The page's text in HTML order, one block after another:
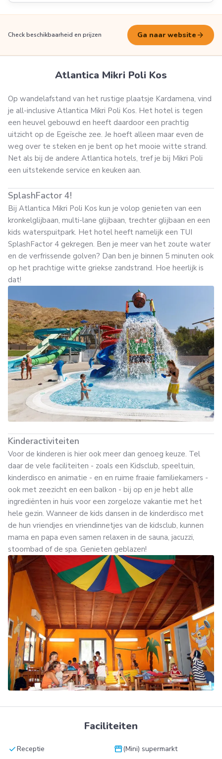
Check beschikbaarheid en prijzen Ga naar website arrow_forward
Atlantica Mikri Poli Kos
Op wandelafstand van het rustige plaatsje Kardamena, vind
je all-inclusive Atlantica Mikri Poli Kos. Het hotel is tegen
een heuvel gebouwd en heeft daardoor een prachtig
uitzicht op de Egeïsche zee. Je hoeft alleen maar even de
weg over te steken en je bent op het mooie witte strand.
Net als bij de andere Atlantica hotels, tref je bij Mikri Poli
een uitstekende service en keuken aan.
SplashFactor 4!
Bij Atlantica Mikri Poli Kos kun je volop genieten van een
kronkelglijbaan, multi-lane glijbaan, trechter glijbaan en een
kids waterspuitpark. Het hotel heeft namelijk een TUI
SplashFactor 4 gekregen. Ben je meer van het zoute water
en de verfrissende golven? Dan ben je binnen 5 minuten ook
op het prachtige witte griekse zandstrand. Hoe heerlijk is
dat!
Kinderactiviteiten
Voor de kinderen is hier ook meer dan genoeg keuze. Tel
daar de vele faciliteiten - zoals een Kidsclub, speeltuin,
kinderdisco en animatie - en en ruime fraaie familiekamers -
ook met zeezicht en een balkon - bij op en je hebt alle
ingrediënten in huis voor een zorgeloze vakantie met het
hele gezin. Wanneer de kids dansen in de kinderdisco met
de hun vriendjes en vriendinnetjes van de kidsclub, kunnen
mama en papa even samen relaxen in de sauna, jacuzzi,
stoombad of de spa. Genieten geblazen!
Faciliteiten
checkReceptie storefront(Mini) supermarkt